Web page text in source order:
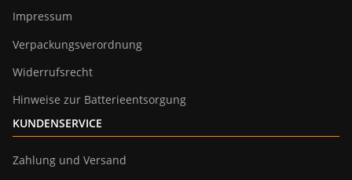
Impressum
Verpackungsverordnung
Widerrufsrecht
Hinweise zur Batterieentsorgung
KUNDENSERVICE
Zahlung und Versand